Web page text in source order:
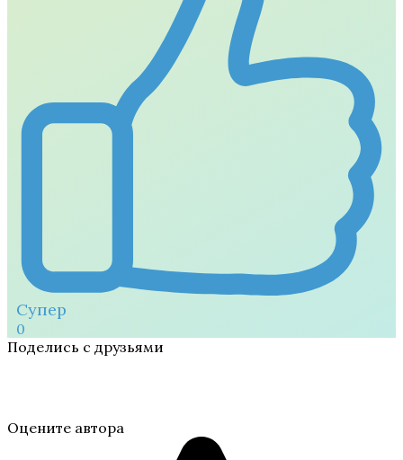
Супер
0
Поделись с друзьями
Оцените автора